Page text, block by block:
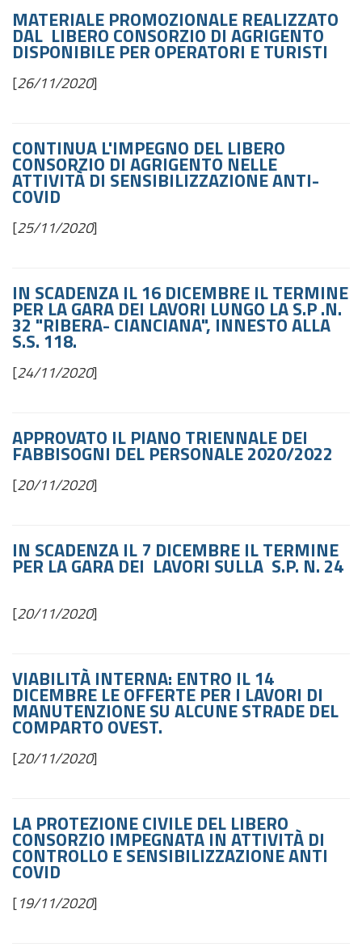
MATERIALE PROMOZIONALE REALIZZATO
DAL LIBERO CONSORZIO DI AGRIGENTO
DISPONIBILE PER OPERATORI E TURISTI
[26/11/2020]
CONTINUA L'IMPEGNO DEL LIBERO
CONSORZIO DI AGRIGENTO NELLE
ATTIVITÀ DI SENSIBILIZZAZIONE ANTI-
COVID
[25/11/2020]
IN SCADENZA IL 16 DICEMBRE IL TERMINE
PER LA GARA DEI LAVORI LUNGO LA S.P .N.
32 "RIBERA- CIANCIANA", INNESTO ALLA
S.S. 118.
[24/11/2020]
APPROVATO IL PIANO TRIENNALE DEI
FABBISOGNI DEL PERSONALE 2020/2022
[20/11/2020]
IN SCADENZA IL 7 DICEMBRE IL TERMINE
PER LA GARA DEI LAVORI SULLA S.P. N. 24
[20/11/2020]
VIABILITÀ INTERNA: ENTRO IL 14
DICEMBRE LE OFFERTE PER I LAVORI DI
MANUTENZIONE SU ALCUNE STRADE DEL
COMPARTO OVEST.
[20/11/2020]
LA PROTEZIONE CIVILE DEL LIBERO
CONSORZIO IMPEGNATA IN ATTIVITÀ DI
CONTROLLO E SENSIBILIZZAZIONE ANTI
COVID
[19/11/2020]